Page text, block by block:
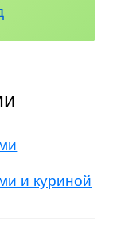
и куриной